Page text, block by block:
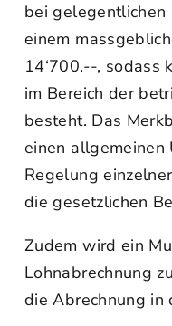
bei
einem
14‘700.--, sodass
im Bereich der
besteht. Das
einen allgemeinen
Regelung
die gesetzlichen
Zudem wird ein
Lohnabrechnung
die Abrechnung in